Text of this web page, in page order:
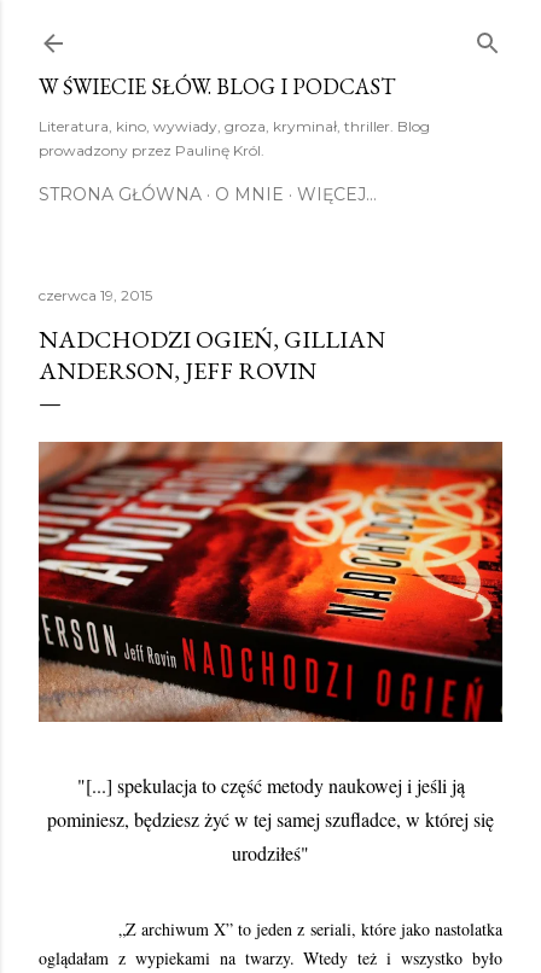
W ŚWIECIE SŁÓW. BLOG I PODCAST
Literatura, kino, wywiady, groza, kryminał, thriller. Blog
prowadzony przez Paulinę Król.
STRONA GŁÓWNA O MNIE WIĘCEJ…
czerwca 19, 2015
NADCHODZI OGIEŃ, GILLIAN
ANDERSON, JEFF ROVIN
"[...] spekulacja to część metody naukowej i jeśli ją
pominiesz, będziesz żyć w tej samej szufladce, w której się
urodziłeś"
„Z archiwum X” to jeden z seriali, które jako nastolatka
oglądałam z wypiekami na twarzy. Wtedy też i wszystko było